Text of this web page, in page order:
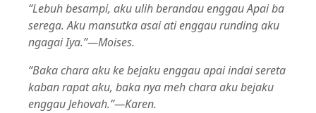
“Lebuh besampi, aku ulih berandau enggau Apai ba
serega. Aku mansutka asai ati enggau runding aku
ngagai Iya.”​—Moises.
“Baka chara aku ke bejaku enggau apai indai sereta
kaban rapat aku, baka nya meh chara aku bejaku
enggau Jehovah.”​—Karen.